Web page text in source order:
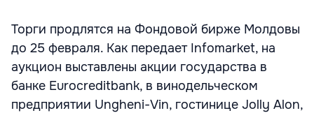
Торги продлятся на Фондовой бирже Молдовы
до 25 февраля. Как передает Infomarket, на
аукцион выставлены акции государства в
банке Eurocreditbank, в винодельческом
предприятии Ungheni-Vin, гостинице Jolly Alon,